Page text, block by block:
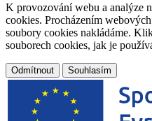
K provozování webu a analýze
cookies. Procházením
soubory cookies nakládáme.
souborech cookies, jak je
Odmítnout Souhlasím